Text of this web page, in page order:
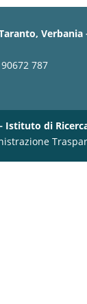
Verbania
787
Istituto di